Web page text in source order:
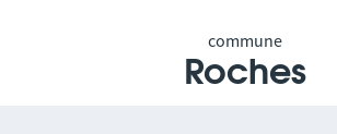
commune
Roches